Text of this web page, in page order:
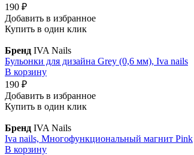
190 ₽
Добавить в избранное
Купить в один клик
Бренд IVA Nails
Бульонки для дизайна Grey (0,6 мм), Iva nails
В корзину
190 ₽
Добавить в избранное
Купить в один клик
Бренд IVA Nails
Iva nails, Многофункциональный магнит Pink
В корзину